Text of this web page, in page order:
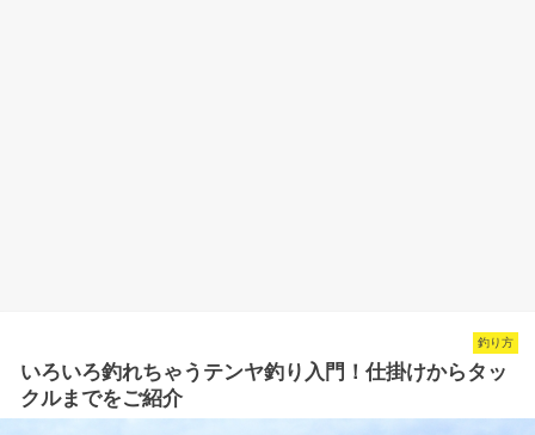
釣り方
いろいろ釣れちゃうテンヤ釣り入門！仕掛けからタッ
クルまでをご紹介